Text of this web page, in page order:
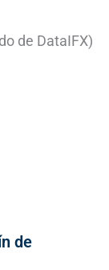
de DataIFX)
de